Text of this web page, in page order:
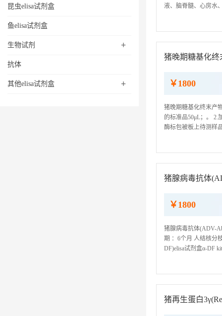
昆虫elisa试剂盒
鱼elisa试剂盒
生物试剂 +
抗体
其他elisa试剂盒 +
液、脑脊髓、心房水
猪晚期糖基化终
￥1800
猪晚期糖基化终末产
的标准品50μL；。 2.
酶标包被板上待测样
猪腺病毒抗体
￥1800
猪腺病毒抗体(ADV-
期 ：6个月 人结核分
DF)elisa试剂盒α-DF
猪再生蛋白